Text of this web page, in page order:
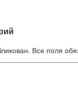
Все поля